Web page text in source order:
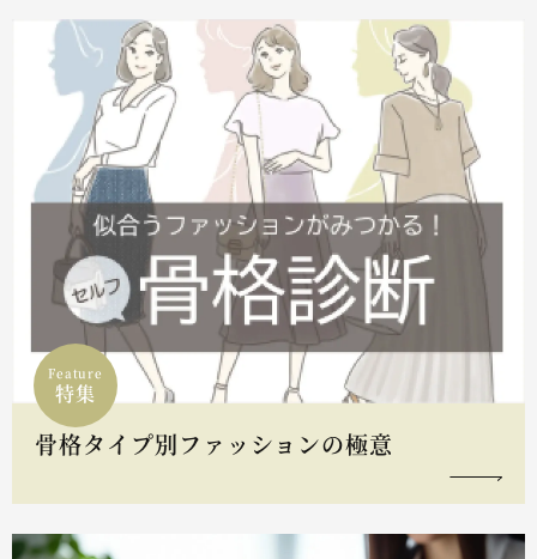
Feature
特集
骨格タイプ別ファッションの極意